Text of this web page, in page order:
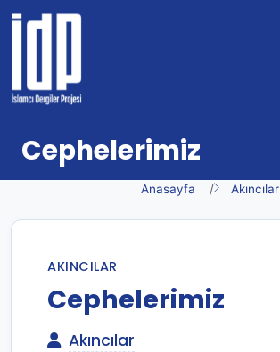
Cephelerimiz
Anasayfa Akıncılar
AKINCILAR
Cephelerimiz
Akıncılar